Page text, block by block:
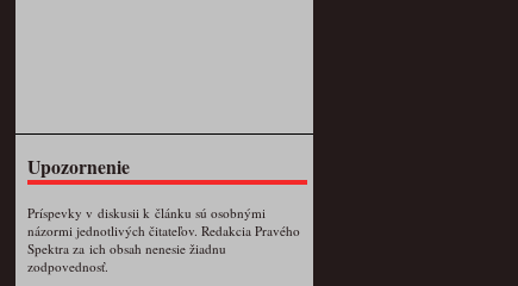
Upozornenie
Príspevky v diskusii k článku sú osobnými
názormi jednotlivých čitateľov. Redakcia Pravého
Spektra za ich obsah nenesie žiadnu
zodpovednosť.